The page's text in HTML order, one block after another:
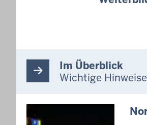
Im Überblick
Wichtige Hinweise